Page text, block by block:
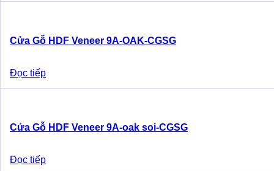
Cửa Gỗ HDF Veneer 9A-OAK-CGSG
Đọc tiếp
Cửa Gỗ HDF Veneer 9A-oak soi-CGSG
Đọc tiếp